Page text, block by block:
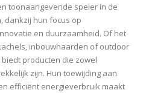
toonaangevende speler in de
dankzij hun focus op
en duurzaamheid. Of het
inbouwhaarden of outdoor
producten die zowel
zijn. Hun toewijding aan
efficiënt energieverbruik maakt